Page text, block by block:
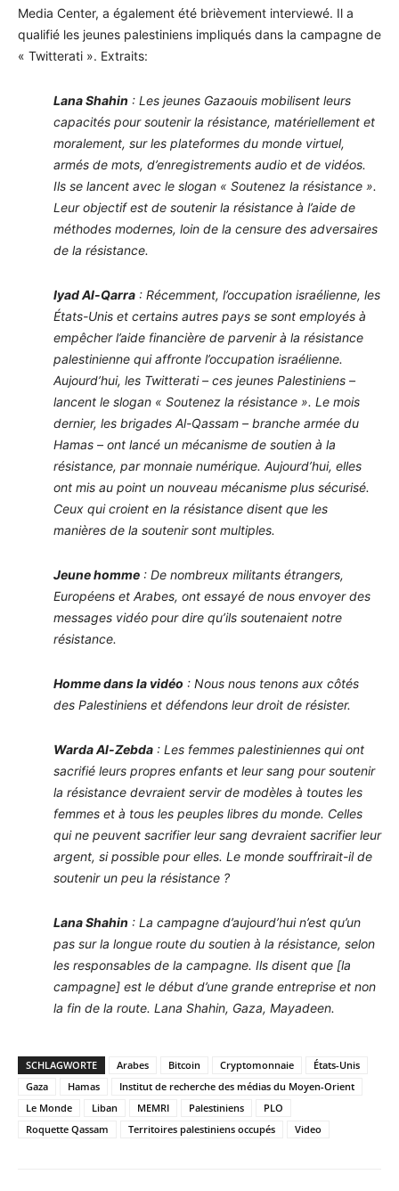
Media Center, a également été brièvement interviewé. Il a
qualifié les jeunes palestiniens impliqués dans la campagne de
« Twitterati ». Extraits:
Lana Shahin : Les jeunes Gazaouis mobilisent leurs
capacités pour soutenir la résistance, matériellement et
moralement, sur les plateformes du monde virtuel,
armés de mots, d’enregistrements audio et de vidéos.
Ils se lancent avec le slogan « Soutenez la résistance ».
Leur objectif est de soutenir la résistance à l’aide de
méthodes modernes, loin de la censure des adversaires
de la résistance.
Iyad Al-Qarra : Récemment, l’occupation israélienne, les
États-Unis et certains autres pays se sont employés à
empêcher l’aide financière de parvenir à la résistance
palestinienne qui affronte l’occupation israélienne.
Aujourd’hui, les Twitterati – ces jeunes Palestiniens –
lancent le slogan « Soutenez la résistance ». Le mois
dernier, les brigades Al-Qassam – branche armée du
Hamas – ont lancé un mécanisme de soutien à la
résistance, par monnaie numérique. Aujourd’hui, elles
ont mis au point un nouveau mécanisme plus sécurisé.
Ceux qui croient en la résistance disent que les
manières de la soutenir sont multiples.
Jeune homme : De nombreux militants étrangers,
Européens et Arabes, ont essayé de nous envoyer des
messages vidéo pour dire qu’ils soutenaient notre
résistance.
Homme dans la vidéo : Nous nous tenons aux côtés
des Palestiniens et défendons leur droit de résister.
Warda Al-Zebda : Les femmes palestiniennes qui ont
sacrifié leurs propres enfants et leur sang pour soutenir
la résistance devraient servir de modèles à toutes les
femmes et à tous les peuples libres du monde. Celles
qui ne peuvent sacrifier leur sang devraient sacrifier leur
argent, si possible pour elles. Le monde souffrirait-il de
soutenir un peu la résistance ?
Lana Shahin : La campagne d’aujourd’hui n’est qu’un
pas sur la longue route du soutien à la résistance, selon
les responsables de la campagne. Ils disent que [la
campagne] est le début d’une grande entreprise et non
la fin de la route. Lana Shahin, Gaza, Mayadeen.
SCHLAGWORTE Arabes Bitcoin Cryptomonnaie
États-Unis
Gaza
Hamas
Institut de recherche des médias du Moyen-Orient
Le Monde
Liban MEMRI Palestiniens
PLO
Roquette Qassam
Territoires palestiniens occupés Video